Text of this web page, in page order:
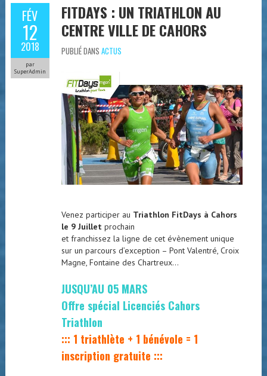
FÉV
12
2018
par
SuperAdmin
FITDAYS : UN TRIATHLON AU
CENTRE VILLE DE CAHORS
PUBLIÉ DANS ACTUS
Venez participer au Triathlon FitDays à Cahors
le 9 Juillet prochain
et franchissez la ligne de cet évènement unique
sur un parcours d’exception – Pont Valentré, Croix
Magne, Fontaine des Chartreux…
JUSQU’AU 05 MARS
Offre spécial Licenciés Cahors
Triathlon
::: 1 triathlète + 1 bénévole = 1
inscription gratuite :::